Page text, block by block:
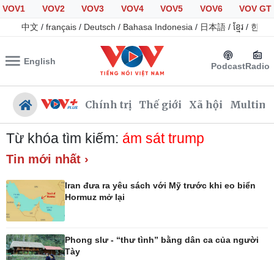
VOV1 VOV2 VOV3 VOV4 VOV5 VOV6
VOV GT
中文 / français / Deutsch / Bahasa Indonesia / 日本語 / ខ្មែរ / 한국
English PodcastRadio
Chính trị Thế giới Xã hội
Đảng
Tổ chức nhân sự
Quốc hội
Tin 24h
Việc làm
Từ khóa tìm kiếm: ám sát trump
Tin mới nhất ›
Iran đưa ra yêu sách với Mỹ trước khi eo biển
Hormuz mở lại
Phong slư - “thư tình” bằng dân ca của người
Tày